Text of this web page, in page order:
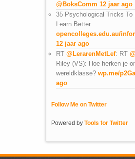
@BoksComm 12 jaar ago
35 Psychological Tricks To
Learn Better
opencolleges.edu.au/
12 jaar ago
RT @LerarenMetLef: RT
Riley (VS): Hoe herken je
wereldklasse? wp.me/
ago
Follow Me on Twitter
Powered by Tools for Twitter